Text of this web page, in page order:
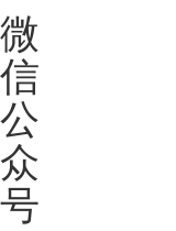
微
信
公
众
号